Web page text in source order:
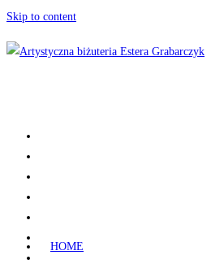
Skip to content
HOME